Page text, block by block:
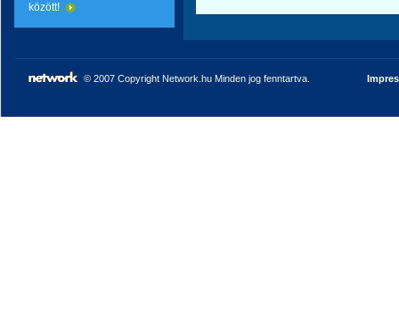
között!
© 2007 Copyright Network.hu Minden jog fenntartva.